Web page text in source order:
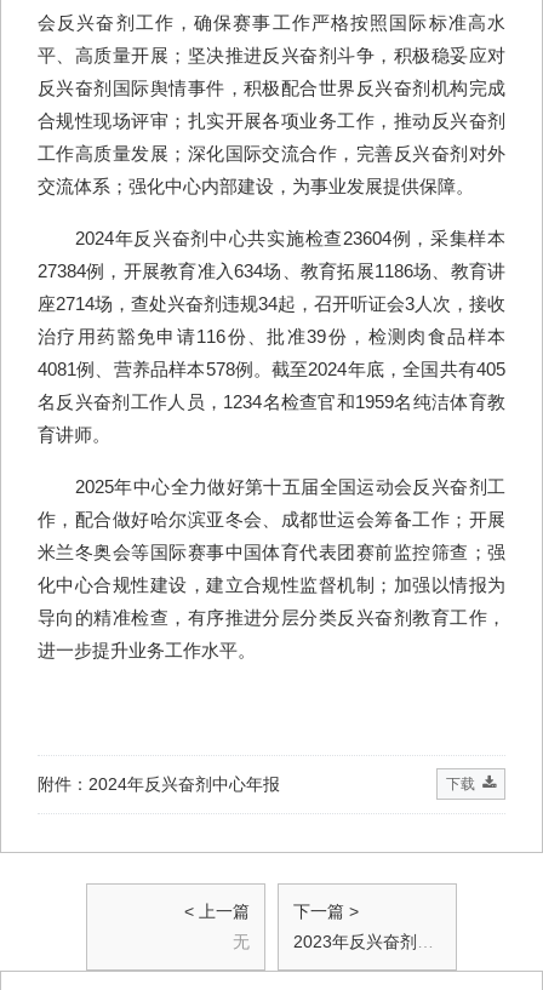
会反兴奋剂工作，确保赛事工作严格按照国际标准高水
平、高质量开展；坚决推进反兴奋剂斗争，积极稳妥应对
反兴奋剂国际舆情事件，积极配合世界反兴奋剂机构完成
合规性现场评审；扎实开展各项业务工作，推动反兴奋剂
工作高质量发展；深化国际交流合作，完善反兴奋剂对外
交流体系；强化中心内部建设，为事业发展提供保障。
2024年反兴奋剂中心共实施检查23604例，采集样本
27384例，开展教育准入634场、教育拓展1186场、教育讲
座2714场，查处兴奋剂违规34起，召开听证会3人次，接收
治疗用药豁免申请116份、批准39份，检测肉食品样本
4081例、营养品样本578例。截至2024年底，全国共有405
名反兴奋剂工作人员，1234名检查官和1959名纯洁体育教
育讲师。
2025年中心全力做好第十五届全国运动会反兴奋剂工
作，配合做好哈尔滨亚冬会、成都世运会筹备工作；开展
米兰冬奥会等国际赛事中国体育代表团赛前监控筛查；强
化中心合规性建设，建立合规性监督机制；加强以情报为
导向的精准检查，有序推进分层分类反兴奋剂教育工作，
进一步提升业务工作水平。
附件：2024年反兴奋剂中心年报 下载
< 上一篇
无
下一篇 >